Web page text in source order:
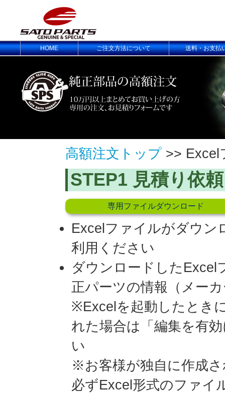
HOME ご注文方法について 送料・お支払
高額注文トップ >> Excel
STEP1 見積り依
専用ファイルダウンロード
Excelファイルがダウン
利用ください
ダウンロードしたExcel
正パーツの情報（メー
※Excelを起動したとき
れた場合は「編集を有
い
※お客様が独自に作成
必ずExcel形式のファイ